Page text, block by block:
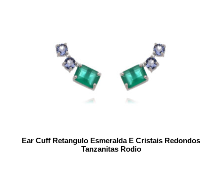
Ear Cuff Retangulo Esmeralda E Cristais Redondos
Tanzanitas Rodio